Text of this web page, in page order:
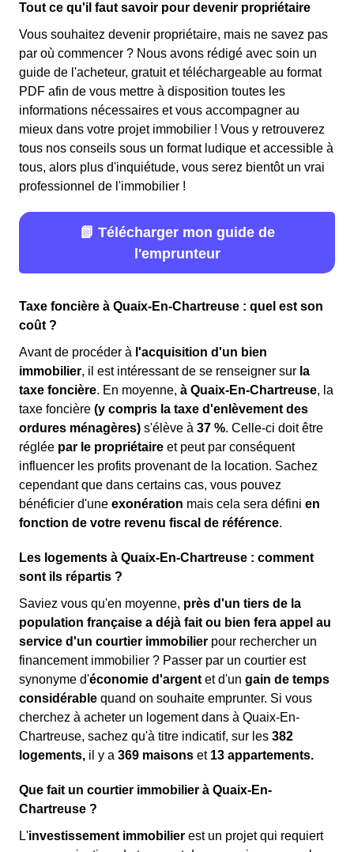
Tout ce qu'il faut savoir pour devenir propriétaire
Vous souhaitez devenir propriétaire, mais ne savez pas
par où commencer ? Nous avons rédigé avec soin un
guide de l'acheteur, gratuit et téléchargeable au format
PDF afin de vous mettre à disposition toutes les
informations nécessaires et vous accompagner au
mieux dans votre projet immobilier ! Vous y retrouverez
tous nos conseils sous un format ludique et accessible à
tous, alors plus d'inquiétude, vous serez bientôt un vrai
professionnel de l'immobilier !
📗 Télécharger mon guide de
l'emprunteur
Taxe foncière à Quaix-En-Chartreuse : quel est son
coût ?
Avant de procéder à l'acquisition d'un bien
immobilier, il est intéressant de se renseigner sur la
taxe foncière. En moyenne, à Quaix-En-Chartreuse, la
taxe foncière (y compris la taxe d'enlèvement des
ordures ménagères) s'élève à 37 %. Celle-ci doit être
réglée par le propriétaire et peut par conséquent
influencer les profits provenant de la location. Sachez
cependant que dans certains cas, vous pouvez
bénéficier d'une exonération mais cela sera défini en
fonction de votre revenu fiscal de référence.
Les logements à Quaix-En-Chartreuse : comment
sont ils répartis ?
Saviez vous qu'en moyenne, près d'un tiers de la
population française a déjà fait ou bien fera appel au
service d'un courtier immobilier pour rechercher un
financement immobilier ? Passer par un courtier est
synonyme d'économie d'argent et d'un gain de temps
considérable quand on souhaite emprunter. Si vous
cherchez à acheter un logement dans à Quaix-En-
Chartreuse, sachez qu'à titre indicatif, sur les 382
logements, il y a 369 maisons et 13 appartements.
Que fait un courtier immobilier à Quaix-En-
Chartreuse ?
L'investissement immobilier est un projet qui requiert